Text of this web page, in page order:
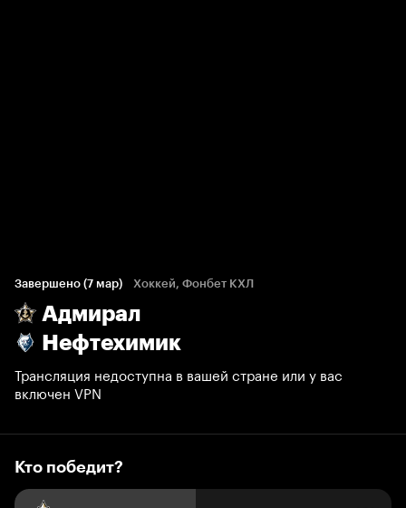
Завершено (7 мар) Хоккей, Фонбет КХЛ
Адмирал
Нефтехимик
Трансляция недоступна в вашей стране или у вас
включен VPN
48%
Кто победит?